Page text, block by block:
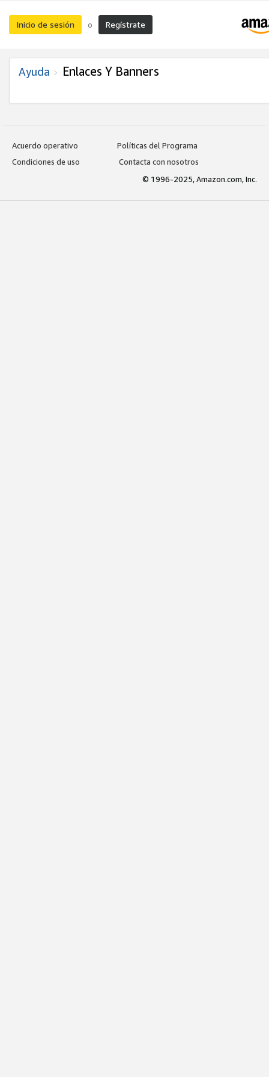
Inicio de sesión o Regístrate
Ayuda Enlaces Y Banners
Acuerdo operativo
Políticas del Programa
Condiciones de uso
Contacta con nosotros
© 1996-2025, Amazon.com, Inc.